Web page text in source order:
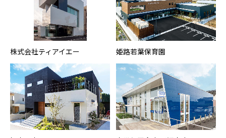
株式会社ティアイエー 姫路若葉保育園